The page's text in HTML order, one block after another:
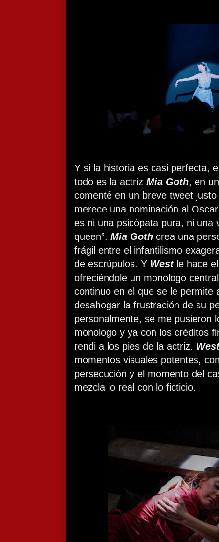
Y si la historia es casi perfecta,
todo es la actriz Mia Goth, en
comenté en un breve tweet
merece una nominación al
es ni una psicópata pura, ni una
queen”. Mia Goth crea una
frágil entre el infantilismo
de escrúpulos. Y Westle hace
ofreciéndole un monologo
continuo en el que se le permite
desahogar la frustración de su
personalmente, se me pusieron
monologo y ya con los créditos
rendi a los pies de la actriz. West
momentos visuales potentes,
persecución y el momento del
mezcla lo real con lo ficticio.